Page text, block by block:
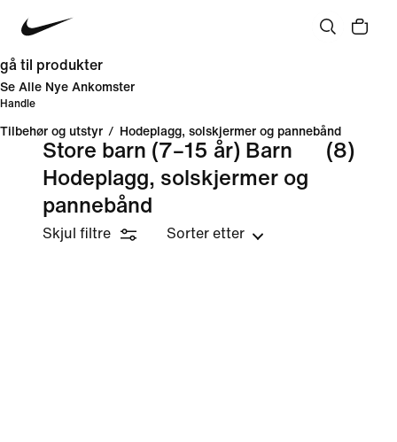
gå til produkter
Se Alle Nye Ankomster
Handle
Tilbehør og utstyr / Hodeplagg, solskjermer og pannebånd
Store barn (7–15 år) Barn
Hodeplagg, solskjermer og
pannebånd
(8)
Skjul filtre Sorter etter